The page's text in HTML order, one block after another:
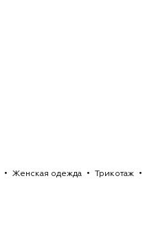
Женская одежда Трикотаж